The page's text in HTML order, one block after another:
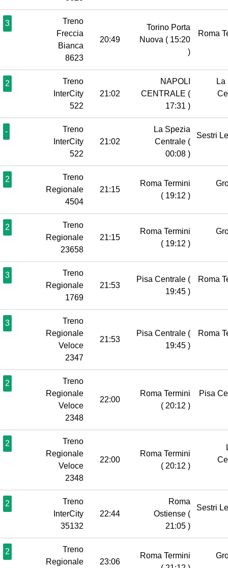
3
Treno
Freccia
Bianca
8623
20:49
Torino Porta
Nuova ( 15:20
)
Roma
2
Treno
InterCity
522
21:02
NAPOLI
CENTRALE (
17:31 )
-
Treno
InterCity
522
21:02
La Spezia
Centrale (
00:08 )
Sestri
2
Treno
Regionale
4504
21:15
Roma Termini
( 19:12 )
2
Treno
Regionale
23658
21:15
Roma Termini
( 19:12 )
3
Treno
Regionale
1769
21:53
Pisa Centrale (
19:45 )
Roma
3
Treno
Regionale
Veloce
2347
21:53
Pisa Centrale (
19:45 )
Roma
2
Treno
Regionale
Veloce
2348
22:00
Roma Termini
( 20:12 )
Pisa
2
Treno
Regionale
Veloce
2348
22:00
Roma Termini
( 20:12 )
2
Treno
InterCity
35132
22:44
Roma
Ostiense (
21:05 )
Sestri
2
Treno
Regionale
23:06
Roma Termini